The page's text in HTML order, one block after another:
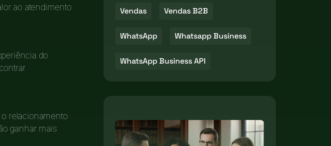
ao atendimento
do
relacionamento
ganhar mais
Vendas Vendas B2B
WhatsApp Whatsapp Business
WhatsApp Business API